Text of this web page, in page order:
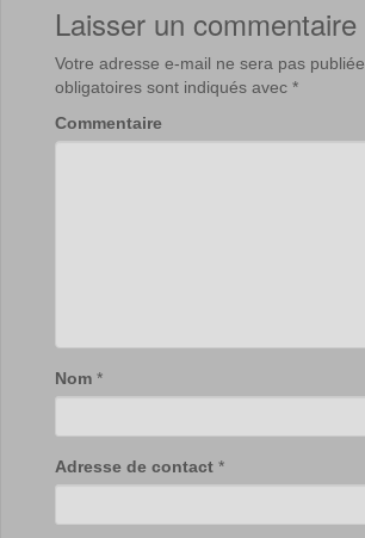
Laisser un commentaire
Votre adresse e-mail ne sera pas publiée.
obligatoires sont indiqués avec *
Commentaire
Nom *
Adresse de contact *